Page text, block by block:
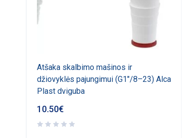
Atšaka skalbimo mašinos ir
džiovyklės pajungimui (G1"/8–23) Alca
Plast dviguba
10.50€